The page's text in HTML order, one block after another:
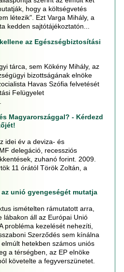
hogy a költségvetés
létezik". Ezt Varga Mihály, a
kedden sajtótájékoztatón...
az Egészségbiztosítási
tárca, sem Kökény Mihály, az
bizottságának elnöke
Havas Szófia felvetését
Felügyelet
Magyarországgal? - Kérdezd
idei év a deviza- és
delegáció, recessziós
zuhanó forint. 2009.
11 órától Török Zoltán, a
unió gyengeségét mutatja
ismételten rámutatott arra,
lábakon áll az Európai Unió
probléma kezelését nehezíti,
Szerződés sem kínálna
hetekben számos uniós
a térségben, az EP elnöke
követelte a fegyverszünetet.